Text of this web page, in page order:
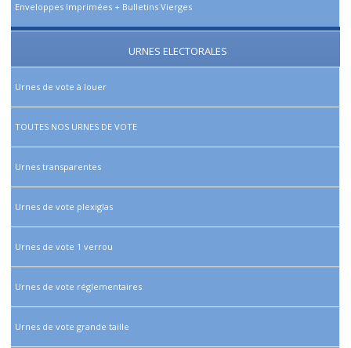
Enveloppes Imprimées + Bulletins Vierges
URNES ELECTORALES
Urnes de vote à louer
TOUTES NOS URNES DE VOTE
Urnes transparentes
Urnes de vote plexiglas
Urnes de vote 1 verrou
Urnes de vote réglementaires
Urnes de vote grande taille